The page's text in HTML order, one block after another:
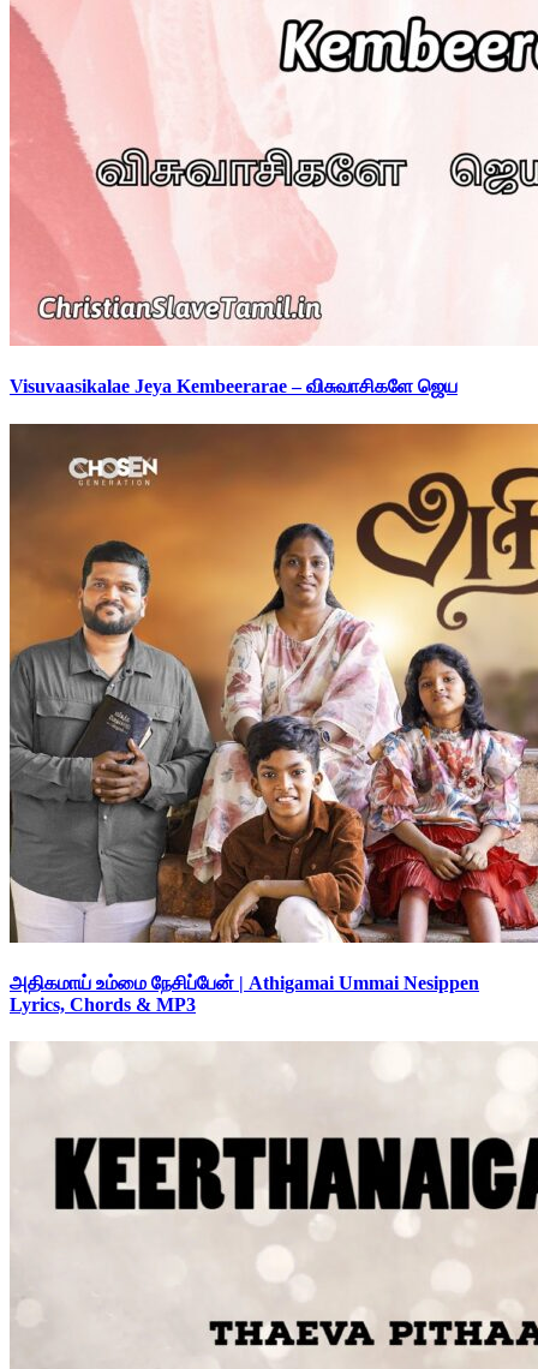
Visuvaasikalae Jeya Kembeerarae – விசுவாசிகளே ஜெய
அதிகமாய் உம்மை நேசிப்பேன் | Athigamai Ummai Nesippen
Lyrics, Chords & MP3